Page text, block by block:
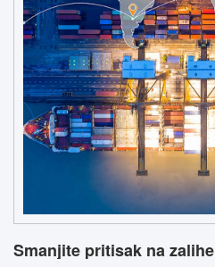
Smanjite pritisak na zalihe